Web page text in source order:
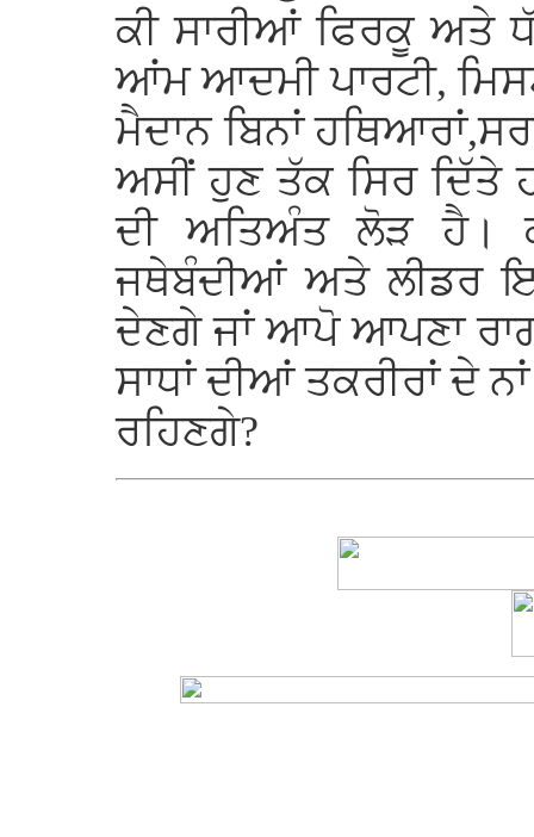
ਕੀ ਸਾਰੀਆਂ ਫਿਰਕੂ ਅਤੇ
ਆਂਮ ਆਦਮੀ ਪਾਰਟੀ,
ਮੈਦਾਨ ਬਿਨਾਂ
ਅਸੀਂ ਹੁਣ ਤੱਕ ਸਿਰ ਦਿੱਤੇ
ਦੀ ਅਤਿਅੰਤ ਲੋੜ ਹੈ।
ਜਥੇਬੰਦੀਆਂ ਅਤੇ ਲੀਡਰ
ਦੇਣਗੇ ਜਾਂ ਆਪੋ ਆਪਣਾ
ਸਾਧਾਂ ਦੀਆਂ ਤਕਰੀਰਾਂ ਦੇ
ਰਹਿਣਗੇ?